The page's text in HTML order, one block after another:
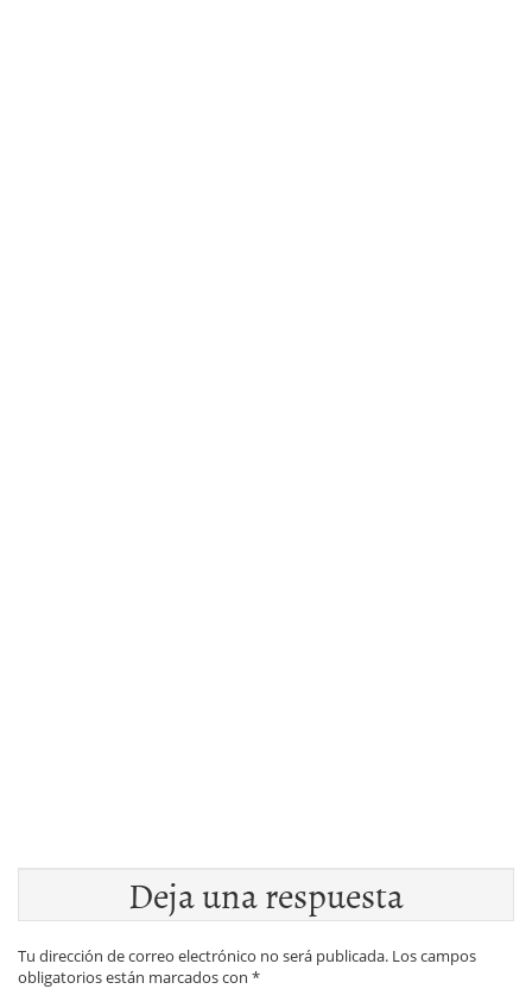
Deja una respuesta
Tu dirección de correo electrónico no será publicada. Los campos
obligatorios están marcados con *